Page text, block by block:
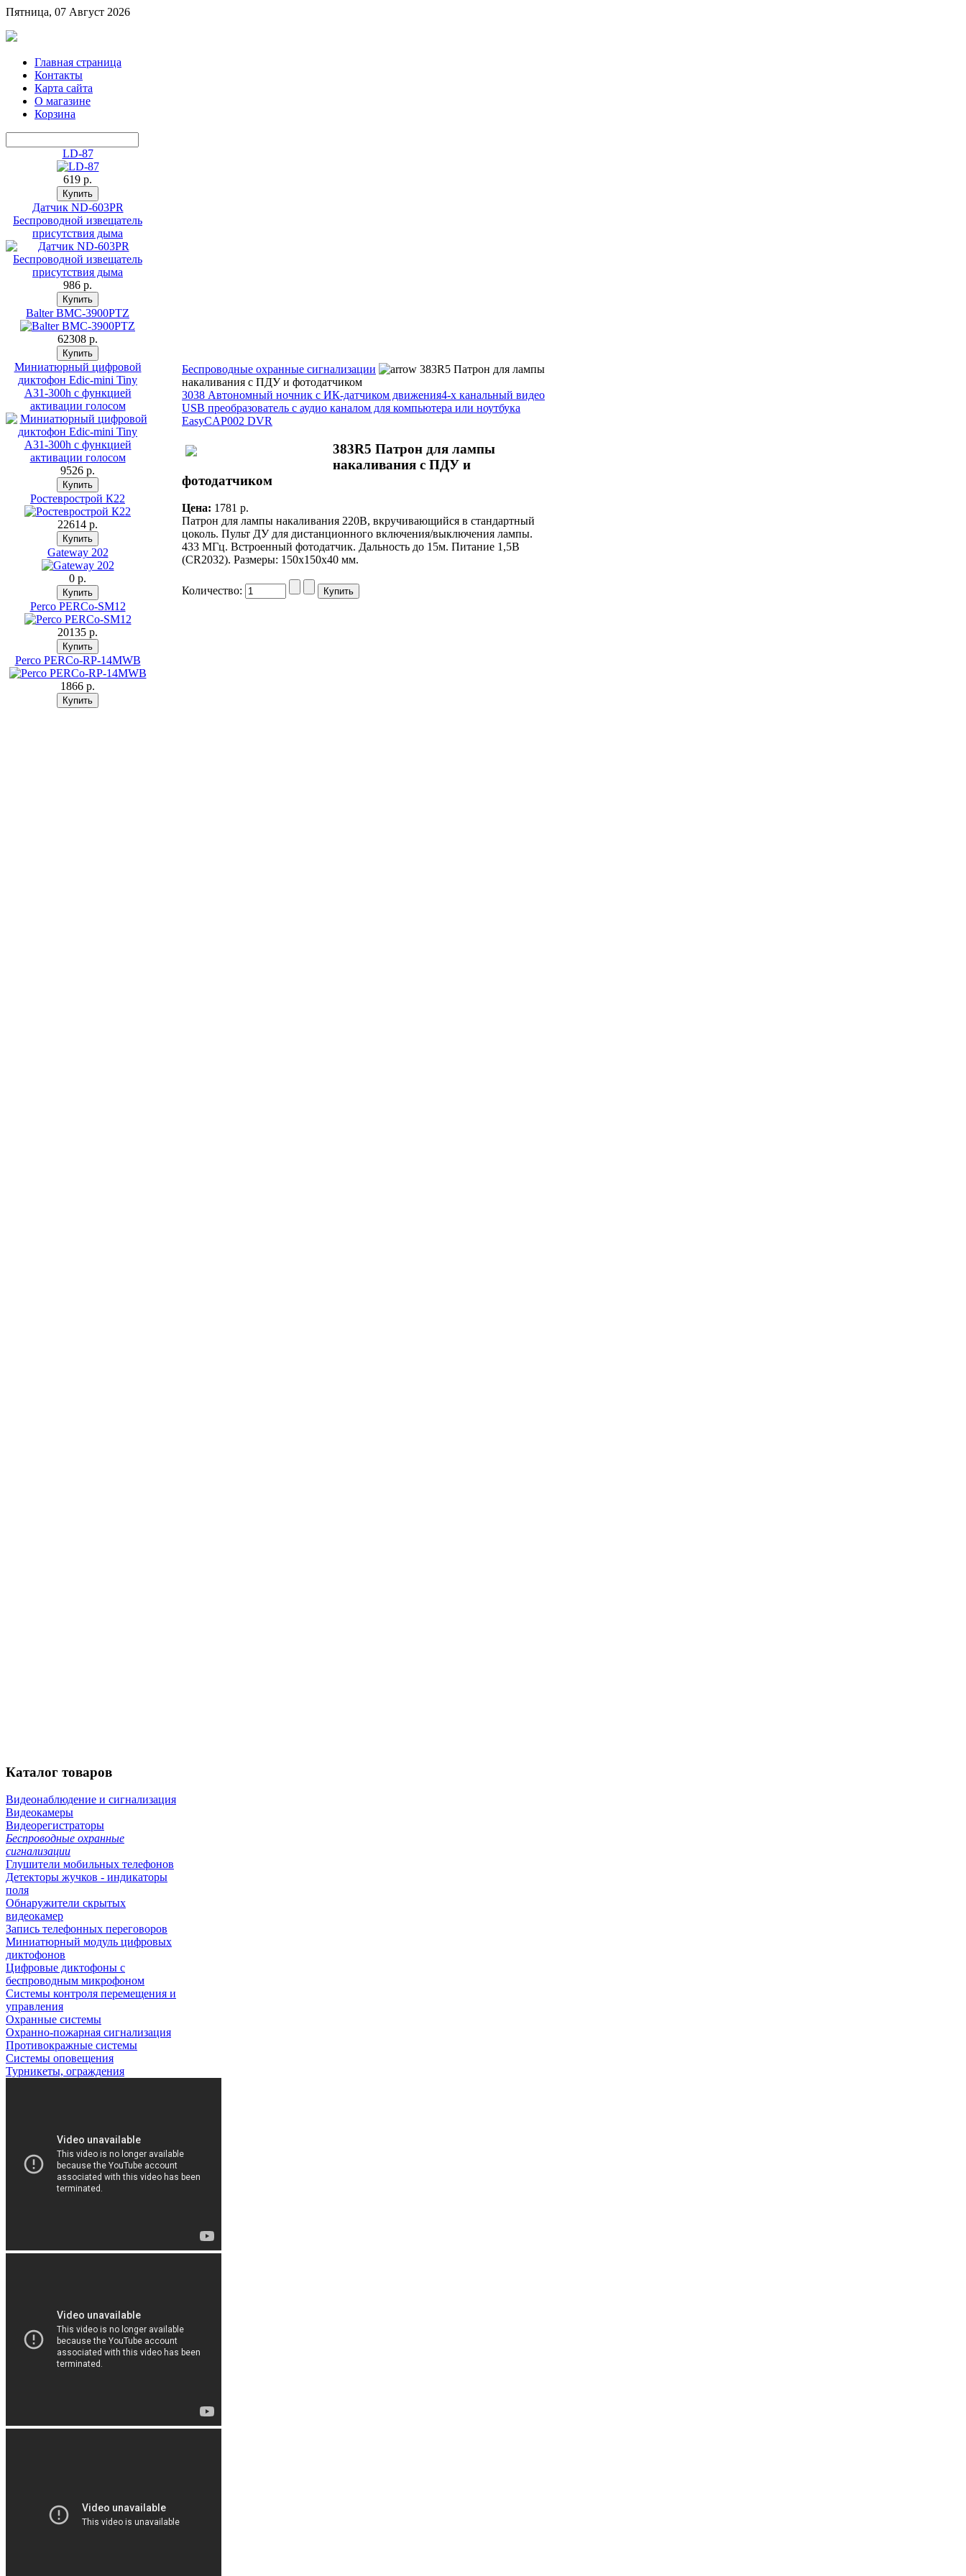
Пятница, 07 Август 2026
Главная страница
Контакты
Карта сайта
О магазине
Корзина
LD-87
619 p.
Датчик ND-603PR
Беспроводной извещатель
присутствия дыма
986 p.
Balter BMC-3900PTZ
62308 p.
Миниатюрный цифровой
диктофон Edic-mini Tiny
A31-300h с функцией
активации голосом
9526 p.
Ростеврострой К22
22614 p.
Gateway 202
0 p.
Perco PERCo-SM12
20135 p.
Perco PERCo-RP-14MWB
1866 p.
Беспроводные охранные сигнализации
383R5 Патрон для лампы
накаливания с ПДУ и фотодатчиком
3038 Автономный ночник с ИК-датчиком движения4-х канальный видео
USB преобразователь с аудио каналом для компьютера или ноутбука
EasyCAP002 DVR
383R5 Патрон для лампы
накаливания с ПДУ и
фотодатчиком
Цена: 1781 p.
Патрон для лампы накаливания 220В, вкручивающийся в стандартный
цоколь. Пульт ДУ для дистанционного включения/выключения лампы.
433 МГц. Встроенный фотодатчик. Дальность до 15м. Питание 1,5В
(CR2032). Размеры: 150х150х40 мм.
Количество:
Каталог товаров
Видеонаблюдение и сигнализация
Видеокамеры
Видеорегистраторы
Беспроводные охранные
сигнализации
Глушители мобильных телефонов
Детекторы жучков - индикаторы
поля
Обнаружители скрытых
видеокамер
Запись телефонных переговоров
Миниатюрный модуль цифровых
диктофонов
Цифровые диктофоны с
беспроводным микрофоном
Системы контроля перемещения и
управления
Охранные системы
Охранно-пожарная сигнализация
Противокражные системы
Системы оповещения
Турникеты, ограждения